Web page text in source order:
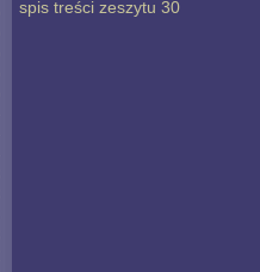
spis treści zeszytu 30